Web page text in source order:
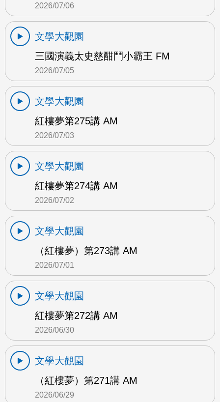
2026/07/06
文學大觀園
三國演義太史慈酣鬥小霸王 FM
2026/07/05
文學大觀園
紅樓夢第275講 AM
2026/07/03
文學大觀園
紅樓夢第274講 AM
2026/07/02
文學大觀園
（紅樓夢）第273講 AM
2026/07/01
文學大觀園
紅樓夢第272講 AM
2026/06/30
文學大觀園
（紅樓夢）第271講 AM
2026/06/29